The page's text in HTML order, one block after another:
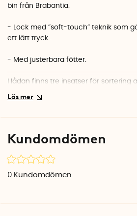
bin från Brabantia.
- Lock med ”soft-touch” teknik som
ett lätt tryck .
- Med justerbara fötter.
I lådan finns tre insatser för sortering
Kundomdömen
0 Kundomdömen